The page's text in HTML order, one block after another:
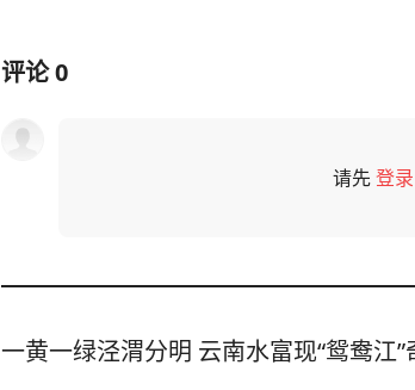
评论0
请先登录
一黄一绿泾渭分明 云南水富现“鸳鸯江”